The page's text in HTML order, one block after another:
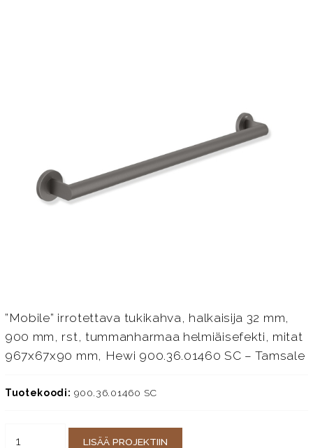
”Mobile” irrotettava tukikahva, halkaisija 32 mm,
900 mm, rst, tummanharmaa helmiäisefekti, mitat
967x67x90 mm, Hewi 900.36.01460 SC – Tamsale
Tuotekoodi: 900.36.01460 SC
LISÄÄ PROJEKTIIN